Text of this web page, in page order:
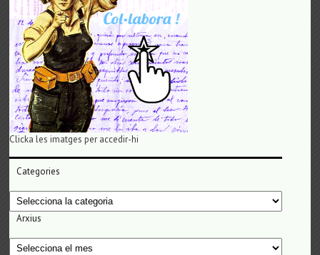
Clicka les imatges per accedir-hi
Categories
Categories
Arxius
Arxius